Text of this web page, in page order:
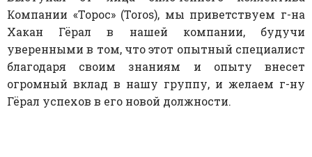
Компании «Торос» (Toros), мы приветствуем г-на
Хакан Гёрал в нашей компании, будучи
уверенными в том, что этот опытный специалист
благодаря своим знаниям и опыту внесет
огромный вклад в нашу группу, и желаем г-ну
Гёрал успехов в его новой должности.